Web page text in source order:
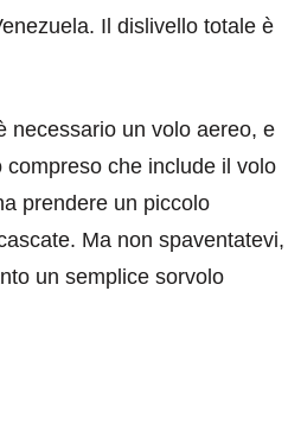
Il dislivello totale è
necessario un volo aereo, e
che include il volo
prendere un piccolo
Ma non spaventatevi,
un semplice sorvolo